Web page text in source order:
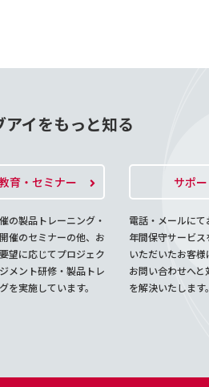
アイをもっと知る
育・セミナー
の製品トレーニング・
催のセミナーの他、お
望に応じてプロジェク
メント研修・製品トレ
を実施しています。
サポー
電話・メールにて
年間保守サービ
いただいたお客
お問い合わせへ
を解決いたします。